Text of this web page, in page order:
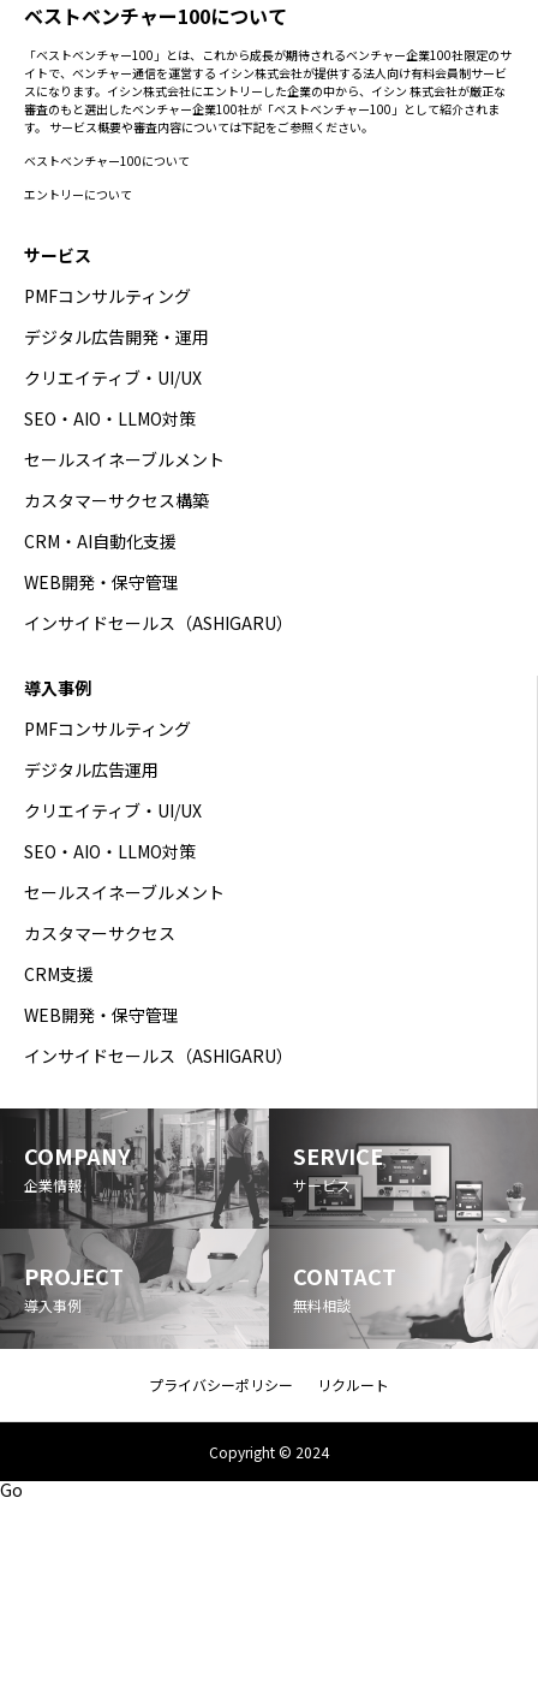
ベストベンチャー100について
「ベストベンチャー100」とは、これから成長が期待されるベンチャー企業100社限定のサ
イトで、ベンチャー通信を運営する イシン株式会社が提供する法人向け有料会員制サービ
スになります。イシン株式会社にエントリーした企業の中から、イシン 株式会社が厳正な
審査のもと選出したベンチャー企業100社が「ベストベンチャー100」として紹介されま
す。 サービス概要や審査内容については下記をご参照ください。
ベストベンチャー100について
エントリーについて
サービス
PMFコンサルティング
デジタル広告開発・運用
クリエイティブ・UI/UX
SEO・AIO・LLMO対策
セールスイネーブルメント
カスタマーサクセス構築
CRM・AI自動化支援
WEB開発・保守管理
インサイドセールス（ASHIGARU）
導入事例
PMFコンサルティング
デジタル広告運用
クリエイティブ・UI/UX
SEO・AIO・LLMO対策
セールスイネーブルメント
カスタマーサクセス
CRM支援
WEB開発・保守管理
インサイドセールス（ASHIGARU）
COMPANY
企業情報
SERVICE
サービス
PROJECT
導入事例
CONTACT
無料相談
プライバシーポリシー リクルート
Copyright © 2024
Go